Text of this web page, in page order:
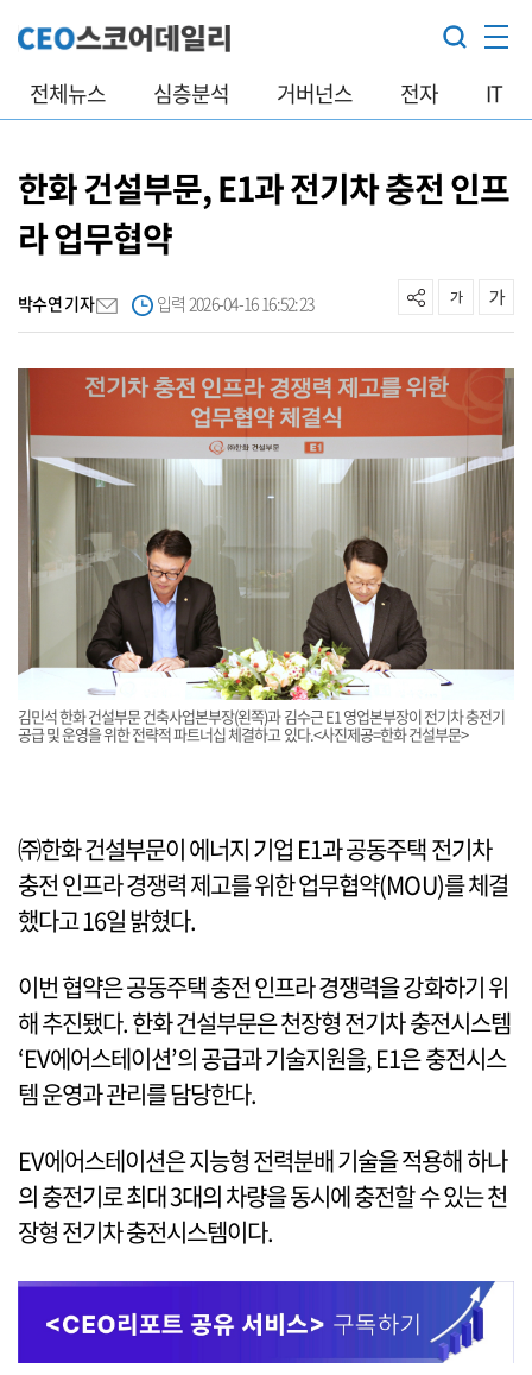
전체뉴스 심층분석 거버넌스 전자 IT
한화 건설부문, E1과 전기차 충전 인프
라 업무협약
박수연 기자 입력 2026-04-16 16:52:23
김민석 한화 건설부문 건축사업본부장(왼쪽)과 김수근 E1 영업본부장이 전기차 충전기
공급 및 운영을 위한 전략적 파트너십 체결하고 있다.<사진제공=한화 건설부문>
㈜한화 건설부문이 에너지 기업 E1과 공동주택 전기차
충전 인프라 경쟁력 제고를 위한 업무협약(MOU)를 체결
했다고 16일 밝혔다.
이번 협약은 공동주택 충전 인프라 경쟁력을 강화하기 위
해 추진됐다. 한화 건설부문은 천장형 전기차 충전시스템
‘EV에어스테이션’의 공급과 기술지원을, E1은 충전시스
템 운영과 관리를 담당한다.
EV에어스테이션은 지능형 전력분배 기술을 적용해 하나
의 충전기로 최대 3대의 차량을 동시에 충전할 수 있는 천
장형 전기차 충전시스템이다.